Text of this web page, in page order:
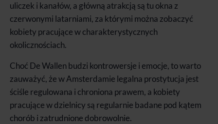
uliczek i kanałów, a główną atrakcją są tu okna z
czerwonymi latarniami, za którymi można zobaczyć
kobiety pracujące w charakterystycznych
okolicznościach.
Choć De Wallen budzi kontrowersje i emocje, to warto
zauważyć, że w Amsterdamie legalna prostytucja jest
ściśle regulowana i chroniona prawem, a kobiety
pracujące w dzielnicy są regularnie badane pod kątem
chorób i zatrudnione dobrowolnie.